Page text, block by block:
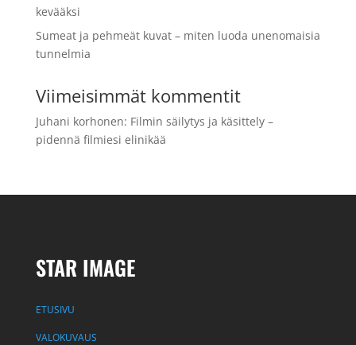
kevääksi
Sumeat ja pehmeät kuvat – miten luoda unenomaisia
tunnelmia
Viimeisimmät kommentit
Juhani korhonen: Filmin säilytys ja käsittely –
pidennä filmiesi elinikää
STAR IMAGE
ETUSIVU
VALOKUVAUS